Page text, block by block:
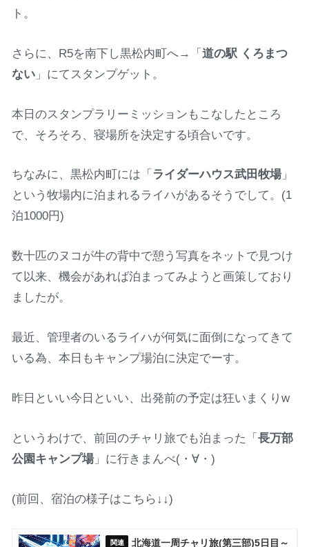
ト。
さらに、R5を南下し黒松内町へ→「道の駅 くろまつ
ない 」にてスタンプゲット。
本日のスタンプラリーミッションもこなしたところ
で、そろそろ、寝場所を決定する頃合いです。
ちなみに、黒松内町には「 ライダーハウス武田牧場」
という牧場内に泊まれるライハがあるそうでして。(1
泊1000円)
数十匹のヌコが牛の背中で憩う写真をネットで見つけ
て以来、機会があれば泊まってみようと画策しており
ましたが。
最近、管理者のいるライハが何気に面倒になってきて
いる為、本日もキャンプ場泊に決定でーす。
昨日といい今日といい、出発前の予定は狂いまくりw
というわけで、前回のチャリ旅でも泊まった「長万部
公園キャンプ場」に行きまんべ(・∀・)
(前回、宿泊の様子はこちら↓↓)
北海道一周チャリ旅(第三部)5日目～